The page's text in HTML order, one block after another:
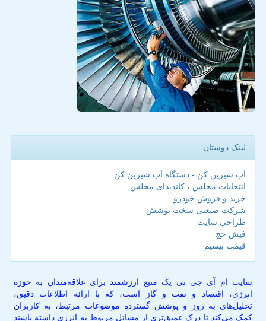
لینک دوستان
آب شیرین کن - دستگاه آب شیرین کن
انتخابات مجلس ، کاندیدای مجلس
خرید و فروش خودرو
شرکت صنعتی سخت پوشش
طراحی سایت
فیش حج
قیمت بیسیم
سایت ام آی جی تی یک منبع ارزشمند برای علاقه‌مندان به حوزه
انرژی، اقتصاد و نفت و گاز است، که با ارائه اطلاعات دقیق،
تحلیل‌های به روز و پوشش گسترده موضوعات مرتبط، به کاربران
کمک می‌کند تا درک عمیق‌تری از مسائل مربوط به انرژی داشته باشند